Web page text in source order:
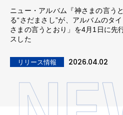
ニュー・アルバム『神さまの言う
る“さだまさし”が、アルバムのタ
さまの言うとおり」を4月1日に先
スした
リリース情報 2026.04.02